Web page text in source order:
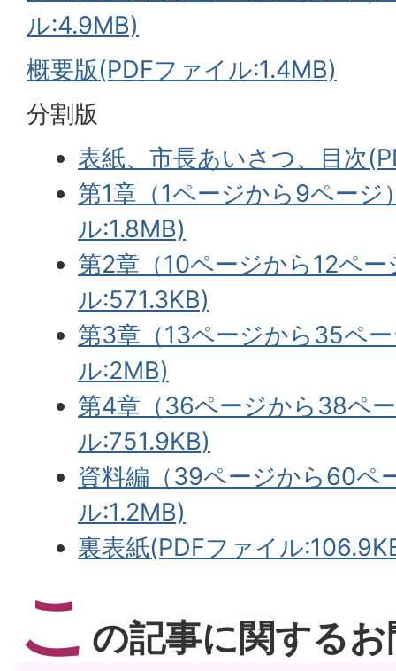
ル:4.9MB)
概要版(PDFファイル:1.4MB)
分割版
表紙、市長あいさつ、目次
第1章（1ページから9ページ
ル:1.8MB)
第2章（10ページから12ペ
ル:571.3KB)
第3章（13ページから35ペ
ル:2MB)
第4章（36ページから38ペ
ル:751.9KB)
資料編（39ページから60ペ
ル:1.2MB)
裏表紙(PDFファイル
こ の記事に関する